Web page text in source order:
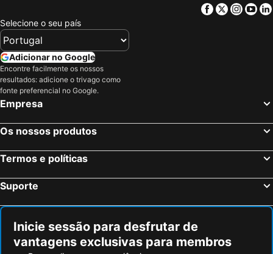
Facebook
Twitter
Selecione o seu país
Adicionar no Google
Encontre facilmente os nossos
resultados: adicione o trivago como
fonte preferencial no Google.
Empresa
Os nossos produtos
Termos e políticas
Suporte
Inicie sessão para desfrutar de
vantagens exclusivas para membros